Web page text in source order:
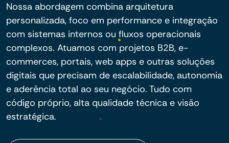
Nossa abordagem combina arquitetura
personalizada, foco em performance e integração
com sistemas internos ou fluxos operacionais
complexos. Atuamos com projetos B2B, e-
commerces, portais, web apps e outras soluções
digitais que precisam de escalabilidade, autonomia
e aderência total ao seu negócio. Tudo com
código próprio, alta qualidade técnica e visão
estratégica.